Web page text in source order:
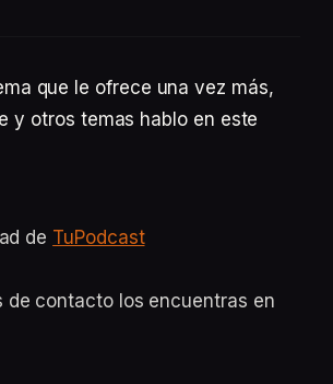
que le ofrece una vez más,
y otros temas hablo en este
de TuPodcast
de contacto los encuentras en